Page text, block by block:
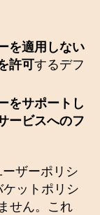
を適用しない
許可するデフ
をサポートし
ービスへのフ
ザーポリシ
ットポリシ
せん。これ